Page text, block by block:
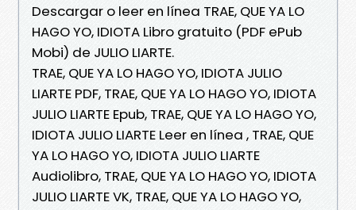
Descargar o leer en línea TRAE, QUE YA LO
HAGO YO, IDIOTA Libro gratuito (PDF ePub
Mobi) de JULIO LIARTE.
TRAE, QUE YA LO HAGO YO, IDIOTA JULIO
LIARTE PDF, TRAE, QUE YA LO HAGO YO, IDIOTA
JULIO LIARTE Epub, TRAE, QUE YA LO HAGO YO,
IDIOTA JULIO LIARTE Leer en línea , TRAE, QUE
YA LO HAGO YO, IDIOTA JULIO LIARTE
Audiolibro, TRAE, QUE YA LO HAGO YO, IDIOTA
JULIO LIARTE VK, TRAE, QUE YA LO HAGO YO,